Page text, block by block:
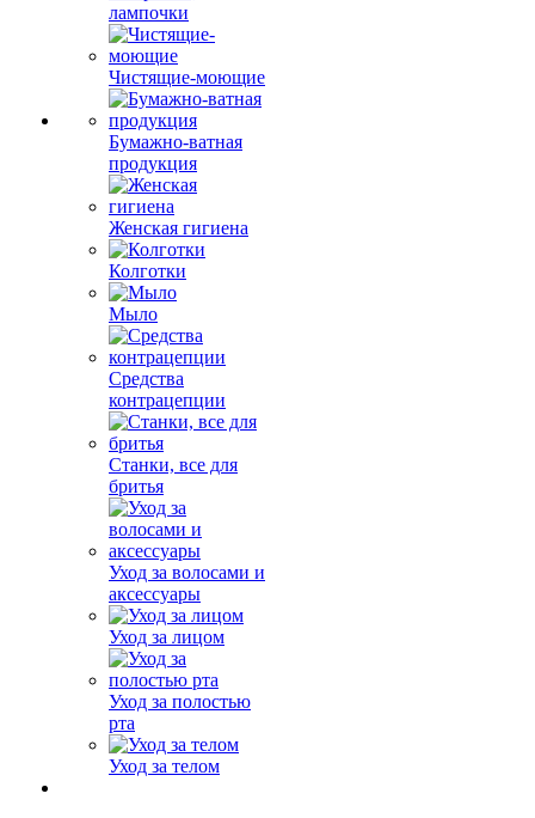
лампочки
Чистящие-моющие
Бумажно-ватная
продукция
Женская гигиена
Колготки
Мыло
Средства
контрацепции
Станки, все для
бритья
Уход за волосами и
аксессуары
Уход за лицом
Уход за полостью
рта
Уход за телом